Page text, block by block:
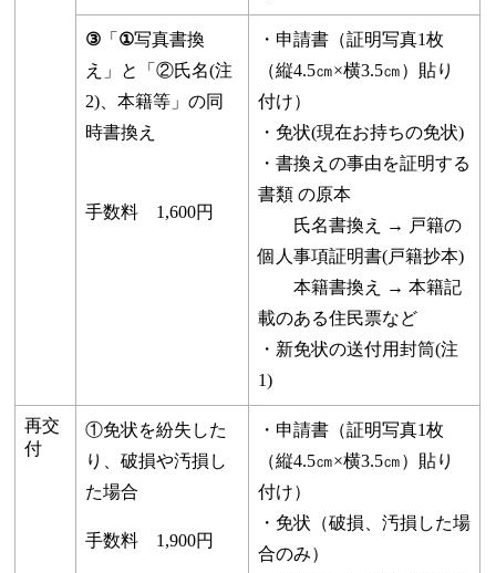
③ 「 ①写真書換
え」と「②氏名(注
2)、本籍等」の同
時書換え
手数料 1,600円
・申請書（証明写真1枚
（縦4.5㎝×横3.5㎝）貼り
付け）
・免状(現在お持ちの免状)
・書換えの事由を証明する
書類 の原本
氏名書換え → 戸籍の
個人事項証明書(戸籍抄本)
本籍書換え → 本籍記
載のある住民票など
・新免状の送付用封筒(注
1)
再交
付
①免状を紛失した
り、破損や汚損し
た場合
手数料 1,900円
・申請書（証明写真1枚
（縦4.5㎝×横3.5㎝）貼り
付け）
・免状（破損、汚損した場
合のみ）